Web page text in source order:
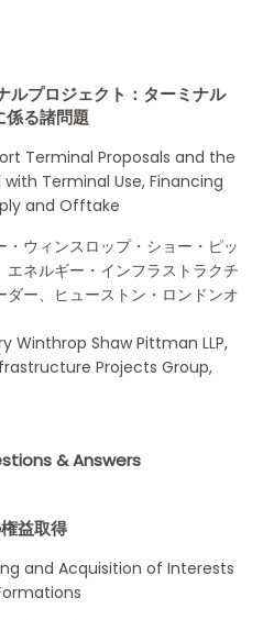
ルプロジェクト：ターミナル
係る諸問題
Terminal Proposals and the
Terminal Use, Financing
and Offtake
ウィンスロップ・ショー・ピッ
エネルギー・インフラストラクチ
ー、ヒューストン・ロンドンオ
Winthrop Shaw Pittman LLP,
Projects Group,
& Answers
益取得
and Acquisition of Interests